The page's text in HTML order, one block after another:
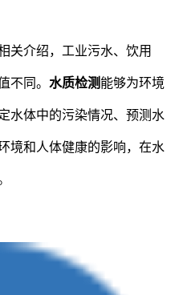
关介绍，工业污水、饮用
不同。 水质检测能够为环境
水体中的污染情况、预测水
境和人体健康的影响，在水